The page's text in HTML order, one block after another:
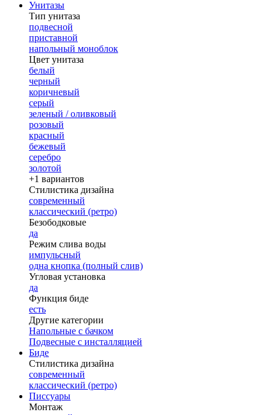
Унитазы
Тип унитаза
подвесной
приставной
напольный моноблок
Цвет унитаза
белый
черный
коричневый
серый
зеленый / оливковый
розовый
красный
бежевый
серебро
золотой
+1 вариантов
Стилистика дизайна
современный
классический (ретро)
Безободковые
да
Режим слива воды
импульсный
одна кнопка (полный слив)
Угловая установка
да
Функция биде
есть
Другие категории
Напольные с бачком
Подвесные с инсталляцией
Биде
Стилистика дизайна
современный
классический (ретро)
Писсуары
Монтаж